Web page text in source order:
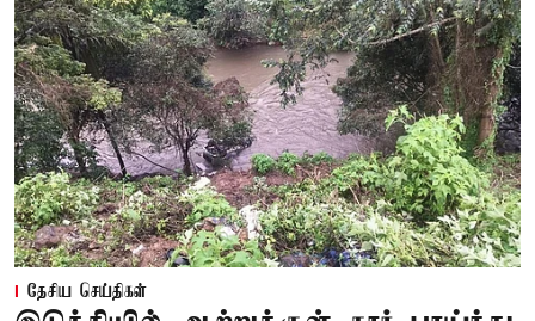
தேசிய செய்திகள்